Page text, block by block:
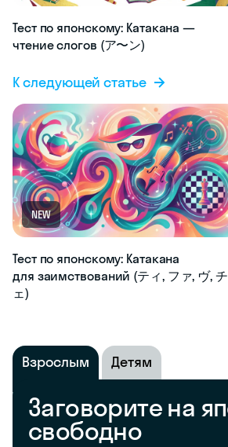
Тест по японскому: Катакана —
чтение слогов (ア〜ン)
К следующей статье
NEW
Тест по японскому: Катакана
для заимствований (ティ, ファ, ヴ, チ
ェ)
Взрослым Детям
Заговорите на
свободно